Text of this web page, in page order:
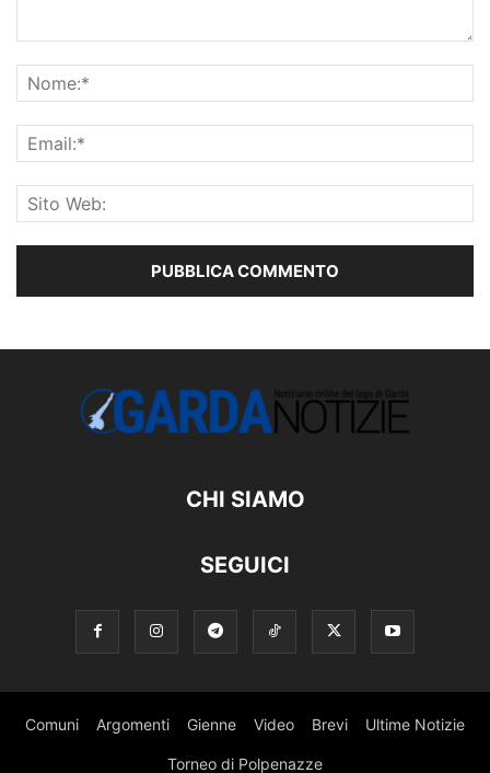
CHI SIAMO
SEGUICI
Comuni Argomenti Gienne Video Brevi Ultime Notizie
Torneo di Polpenazze